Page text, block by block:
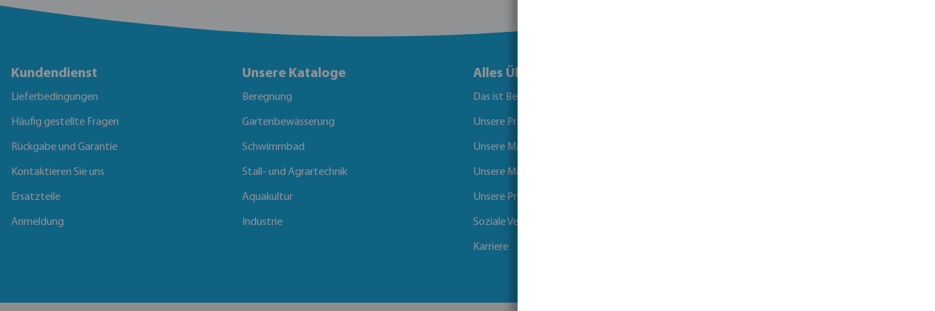
Kundendienst
Lieferbedingungen
Häufig gestellte Fragen
Rückgabe und Garantie
Kontaktieren Sie uns
Ersatzteile
Anmeldung
Unsere Kataloge
Beregnung
Gartenbewässerung
Schwimmbad
Stall- und Agrartechnik
Aquakultur
Industrie
Alles Über Bevo
Das ist Bevo
Unsere Produkte
Unsere Marken
Unsere Märkte
Unsere Projekte
Soziale Verantwortung der Unternehmen
Karriere